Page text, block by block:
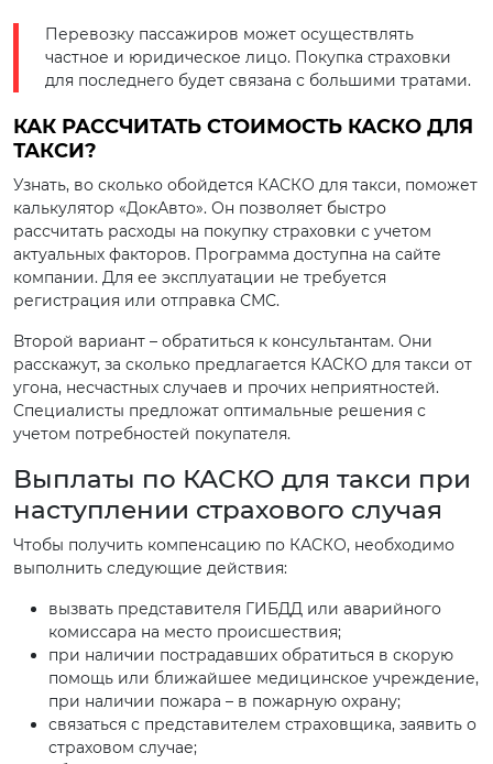
Перевозку пассажиров может осуществлять
частное и юридическое лицо. Покупка страховки
для последнего будет связана с большими тратами.
КАК РАССЧИТАТЬ СТОИМОСТЬ КАСКО ДЛЯ
ТАКСИ?
Узнать, во сколько обойдется КАСКО для такси, поможет
калькулятор «ДокАвто». Он позволяет быстро
рассчитать расходы на покупку страховки с учетом
актуальных факторов. Программа доступна на сайте
компании. Для ее эксплуатации не требуется
регистрация или отправка СМС.
Второй вариант – обратиться к консультантам. Они
расскажут, за сколько предлагается КАСКО для такси от
угона, несчастных случаев и прочих неприятностей.
Специалисты предложат оптимальные решения с
учетом потребностей покупателя.
Выплаты по КАСКО для такси при
наступлении страхового случая
Чтобы получить компенсацию по КАСКО, необходимо
выполнить следующие действия:
вызвать представителя ГИБДД или аварийного
комиссара на место происшествия;
при наличии пострадавших обратиться в скорую
помощь или ближайшее медицинское учреждение,
при наличии пожара – в пожарную охрану;
связаться с представителем страховщика, заявить о
страховом случае;